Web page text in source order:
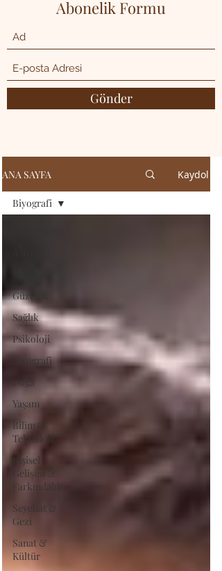
Abonelik Formu
Gönder
ANA SAYFA Kaydol
Güzellik
Sağlık
Psikoloji
Biyografi
Doğa
Yaşam
Bilim &
Teknoloji
Kişisel
Gelişim &
Farkındalık
Seyehat &
Gezi
Sanat &
Kültür
Biyografi